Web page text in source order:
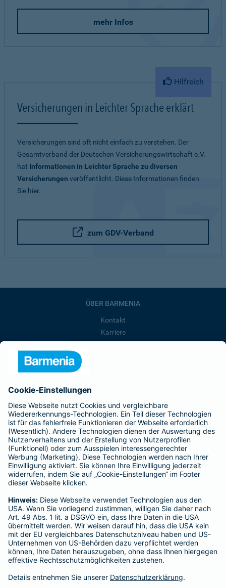
mehr Infos
Hilfreich
Versicherungen in Leichter Sprache erklärt
Versicherungen sind oft nicht einfach zu verstehen. Der
Gesamtverband der Deutschen Versicherungswirtschaft e.V.
hat Informationen in Leichter Sprache zu diversen
Versicherungen veröffentlicht. Diese Informationen finden
Sie hier.
zum GDV-Verband
ÜBER BARMENIA
Kontakt
Karriere
Barmenia ist Teil der BarmeniaGothaer
BELIEBTE SEITEN
Kranken-Zusatzversicherung
Tierversicherungen
Haftpflichtversicherung
Hausratversicherung
Adresse ändern
Schaden melden
Kilometerstandsmeldung
Serviceübersicht